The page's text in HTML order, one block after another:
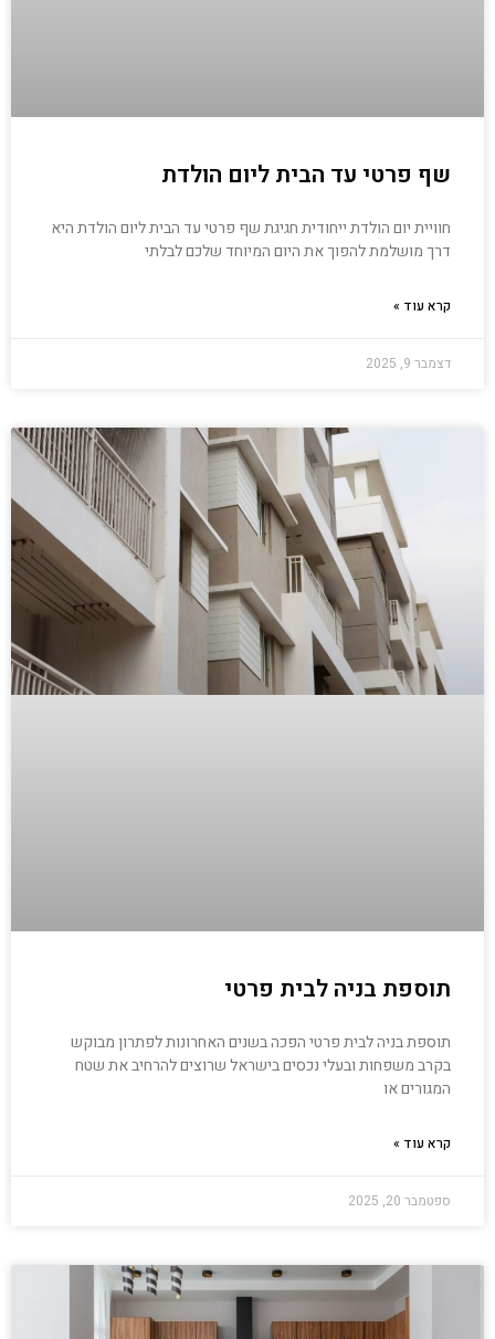
שף פרטי עד הבית ליום הולדת
חוויית יום הולדת ייחודית חגיגת שף פרטי עד הבית ליום הולדת היא
דרך מושלמת להפוך את היום המיוחד שלכם לבלתי
קרא עוד »
דצמבר 9, 2025
תוספת בניה לבית פרטי
תוספת בניה לבית פרטי הפכה בשנים האחרונות לפתרון מבוקש
בקרב משפחות ובעלי נכסים בישראל שרוצים להרחיב את שטח
המגורים או
קרא עוד »
ספטמבר 20, 2025